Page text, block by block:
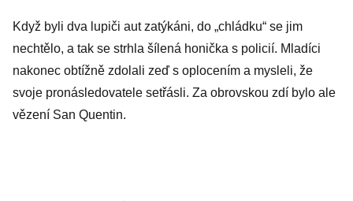
Když byli dva lupiči aut zatýkáni, do „chládku“ se jim
nechtělo, a tak se strhla šílená honička s policií. Mladíci
nakonec obtížně zdolali zeď s oplocením a mysleli, že
svoje pronásledovatele setřásli. Za obrovskou zdí bylo ale
vězení San Quentin.